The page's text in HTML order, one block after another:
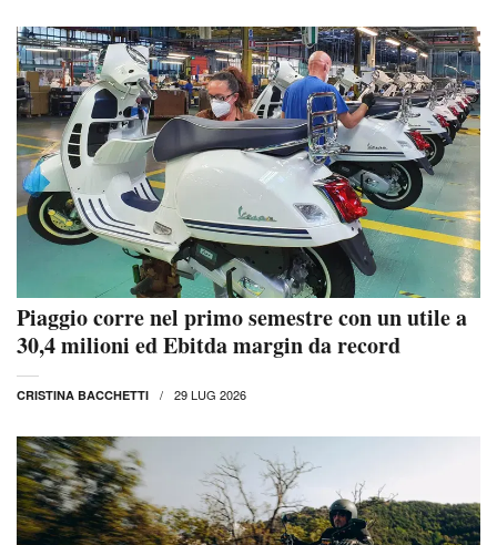
Piaggio corre nel primo semestre con un utile a
30,4 milioni ed Ebitda margin da record
CRISTINA BACCHETTI 29 LUG 2026